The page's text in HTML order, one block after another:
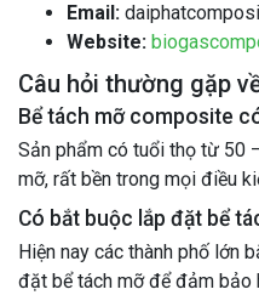
Email:
Website:
Câu hỏi thường gặp
Bể tách mỡ composite
Sản phẩm có tuổi thọ từ 50
mỡ, rất bền trong mọi điều
Có bắt buộc lắp đặt bể
Hiện nay các thành phố lớn
đặt bể tách mỡ để đảm bảo